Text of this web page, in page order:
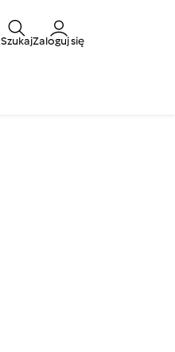
SzukajZaloguj się